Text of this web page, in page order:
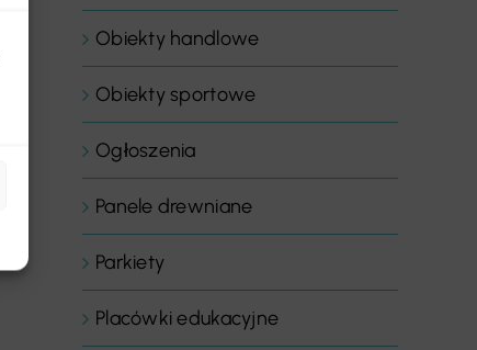
Obiekty handlowe
Obiekty sportowe
Ogłoszenia
Panele drewniane
Parkiety
Placówki edukacyjne